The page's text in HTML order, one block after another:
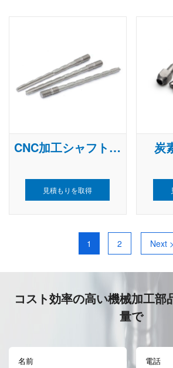
CNC加工シャフト部品
見積もりを取得
炭
1 2 Next >
コスト効率の高い機械加工部
量で